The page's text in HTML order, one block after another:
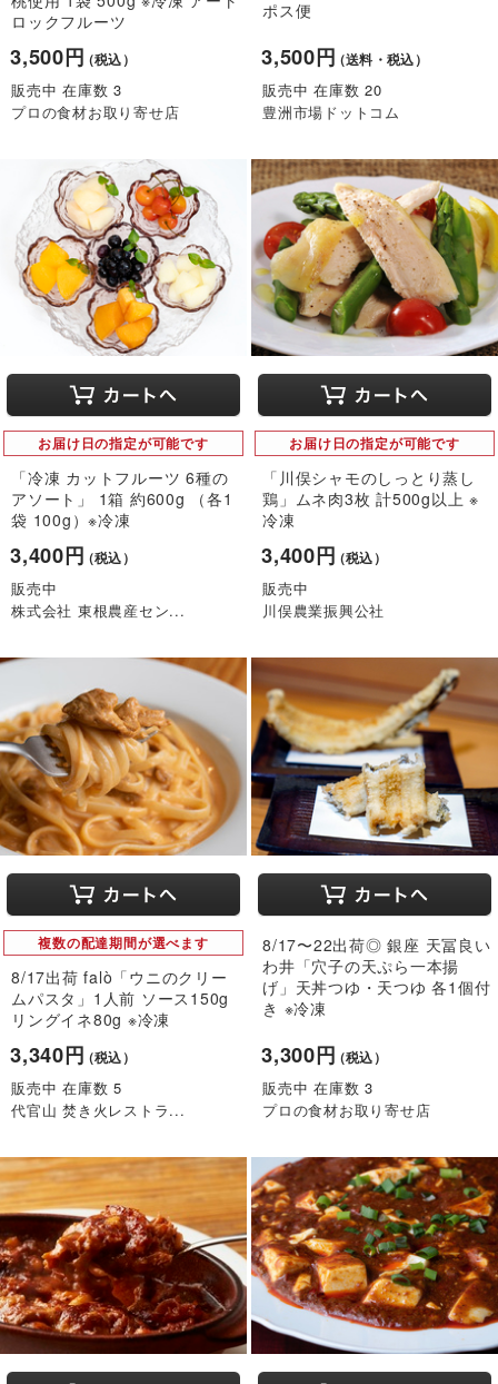
ロックフルーツ
3,500円（税込）
販売中 在庫数 3
プロの食材お取り寄せ店
ポス便
3,500円（送料・税込）
販売中 在庫数 20
豊洲市場ドットコム
お届け日の指定が可能です
「冷凍 カットフルーツ 6種の
アソート」 1箱 約600g （各1
袋 100g）※冷凍
3,400円（税込）
販売中
株式会社 東根農産セン...
お届け日の指定が可能です
「川俣シャモのしっとり蒸し
鶏」ムネ肉3枚 計500g以上 ※
冷凍
3,400円（税込）
販売中
川俣農業振興公社
複数の配達期間が選べます
8/17出荷 falò「ウニのクリー
ムパスタ」1人前 ソース150g
リングイネ80g ※冷凍
3,340円（税込）
販売中 在庫数 5
代官山 焚き火レストラ...
8/17〜22出荷◎ 銀座 天冨良い
わ井「穴子の天ぷら一本揚
げ」天丼つゆ・天つゆ 各1個付
き ※冷凍
3,300円（税込）
販売中 在庫数 3
プロの食材お取り寄せ店